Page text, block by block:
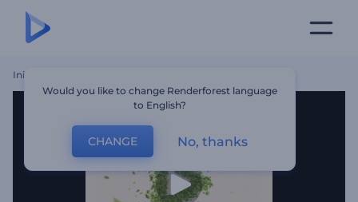
Inicio
Would you like to change Renderforest language
to English?
CHANGE No, thanks